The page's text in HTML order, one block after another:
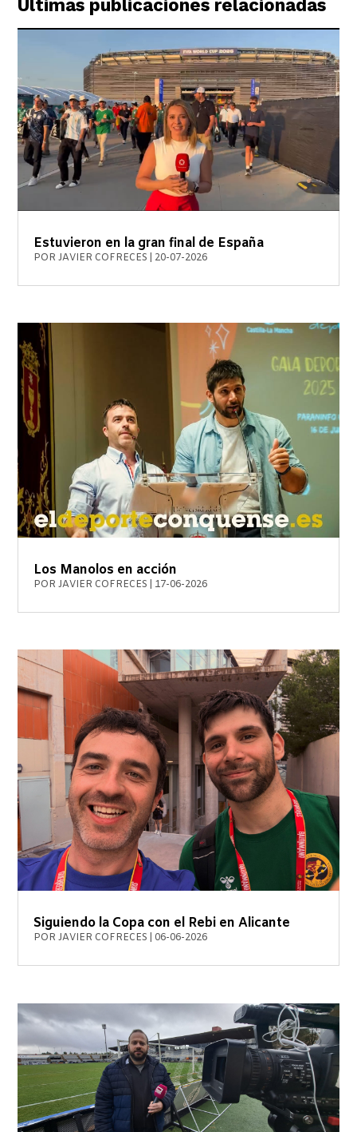
Últimas publicaciones relacionadas
Estuvieron en la gran final de España
PORJAVIER COFRECES 20-07-2026
Los Manolos en acción
PORJAVIER COFRECES 17-06-2026
Siguiendo la Copa con el Rebi en Alicante
PORJAVIER COFRECES 06-06-2026